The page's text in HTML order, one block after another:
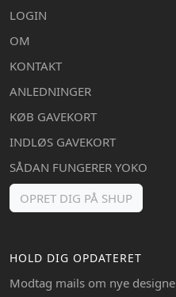
LOGIN
OM
KONTAKT
ANLEDNINGER
KØB GAVEKORT
INDLØS GAVEKORT
SÅDAN FUNGERER YOKO
OPRET DIG PÅ SHUP
HOLD DIG OPDATERET
Modtag mails om nye